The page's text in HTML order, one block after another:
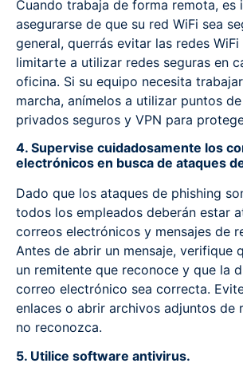
Cuando trabaja de forma remota, es
asegurarse de que su red WiFi sea
general, querrás evitar las redes
limitarte a utilizar redes seguras en
oficina. Si su equipo necesita
marcha, anímelos a utilizar puntos
privados seguros y VPN para
4. Supervise cuidadosamente los
electrónicos en busca de ataques
Dado que los ataques de phishing
todos los empleados deberán estar
correos electrónicos y mensajes de
Antes de abrir un mensaje, verifique
un remitente que reconoce y que la
correo electrónico sea correcta.
enlaces o abrir archivos adjuntos de
no reconozca.
5. Utilice software antivirus.